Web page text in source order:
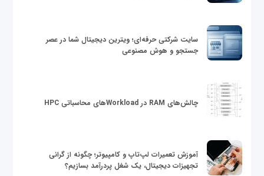
سایت شرکتی حرفه‌ای؛ ویترین دیجیتال شما در عصر
جستجو و هوش مصنوعی
چالش‌های RAM در Workloadهای محاسباتی HPC
آموزش تعمیرات لپ‌تاپ و کامپیوتر؛ چگونه از گرانی
تجهیزات دیجیتال، یک شغل پردرآمد بسازیم؟